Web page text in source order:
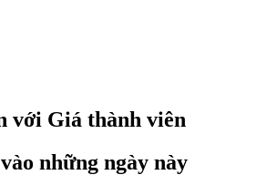
với Giá thành viên
những ngày này